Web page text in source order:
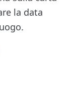
la data